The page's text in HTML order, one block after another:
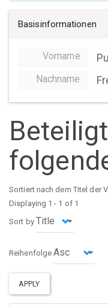
Basisinformationen
Vorname
Nachname
Sortiert nach dem Titel der
Displaying 1 - 1 of 1
Sort by
Reihenfolge
APPLY